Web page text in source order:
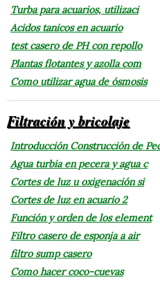
Turba para acuarios, utilizaci
Acidos tanicos en acuario
test casero de PH con repollo
Plantas flotantes y azolla com
Como utilizar agua de ósmosis
Filtración y bricolaje
Introducción Construcción de
Agua turbia en pecera y agua c
Cortes de luz u oxigenación si
Cortes de luz en acuario 2
Función y orden de los element
Filtro casero de esponja a air
filtro sump casero
Como hacer coco-cuevas